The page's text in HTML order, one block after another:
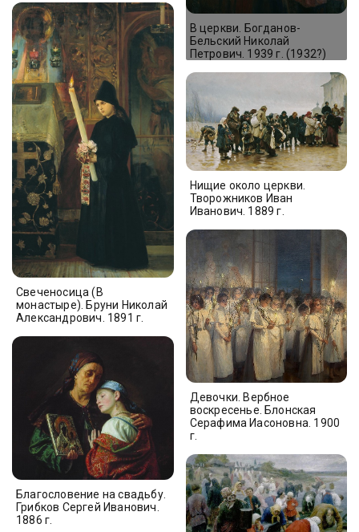
Свеченосица (В
монастыре). Бруни Николай
Александрович. 1891 г.
Благословение на свадьбу.
Грибков Сергей Иванович.
1886 г.
В церкви. Богданов-
Бельский Николай
Петрович. 1939 г. (1932?)
Нищие около церкви.
Творожников Иван
Иванович. 1889 г.
Девочки. Вербное
воскресенье. Блонская
Серафима Иасоновна. 1900
г.